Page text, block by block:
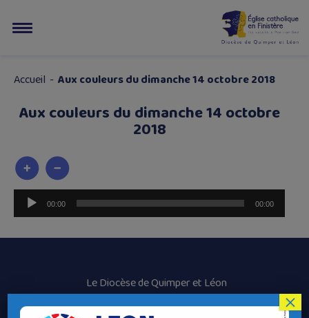
Accueil - Aux couleurs du dimanche 14 octobre 2018
Aux couleurs du dimanche 14 octobre
2018
Lecteur
audio
00:00 00:00
Le Diocèse de Quimper et Léon
Contacter le Diocèse
×